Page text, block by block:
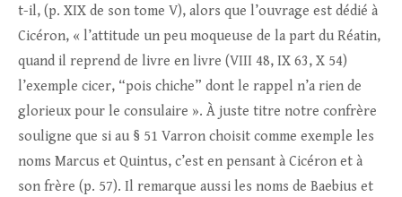
t-il, (p. XIX de son tome V), alors que l’ouvrage est dédié à
Cicéron, « l’attitude un peu moqueuse de la part du Réatin,
quand il reprend de livre en livre (VIII 48, IX 63, X 54)
l’exemple cicer, “pois chiche” dont le rappel n’a rien de
glorieux pour le consulaire ». À juste titre notre confrère
souligne que si au § 51 Varron choisit comme exemple les
noms Marcus et Quintus, c’est en pensant à Cicéron et à
son frère (p. 57). Il remarque aussi les noms de Baebius et